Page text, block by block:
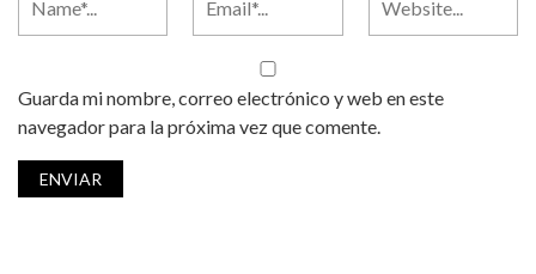
Guarda mi nombre, correo electrónico y web en este
navegador para la próxima vez que comente.